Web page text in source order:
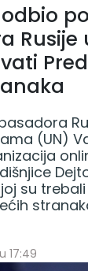
Rusije
(UN)
su
17:49